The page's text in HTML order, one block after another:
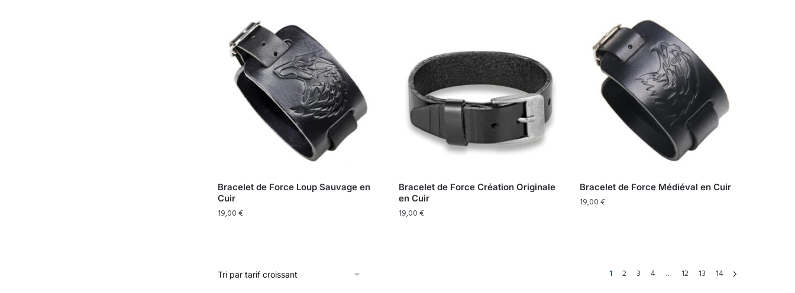
Bracelet de Force Loup Sauvage en
Cuir
19,00€
Bracelet de Force Création Originale
en Cuir
19,00€
Bracelet de Force Médiéval en Cuir
19,00€
1 2 3 4 … 12 13 14